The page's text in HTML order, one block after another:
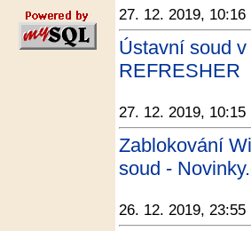
27. 12. 2019, 10:16
Ústavní soud
REFRESHER
27. 12. 2019, 10:15
Zablokování
soud -
26. 12. 2019, 23:55